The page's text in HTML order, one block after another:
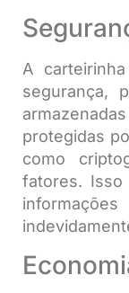
A
segurança,
protegidas
como
fatores. Isso